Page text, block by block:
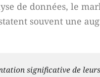
de données, le
souvent une
significative de